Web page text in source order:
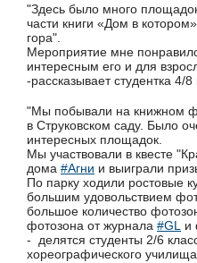
"Здесь было много
части книги «Дом в
гора".
Мероприятие мне
интересным его и для
-рассказывает студентка 4/
"Мы побывали на книжном
в Струковском саду. Было
интересных площадок.
Мы участвовали в квесте
дома #Агни и выиграли
По парку ходили ростовые
большим удовольствием
большое количество
фотозона от журнала #GL и
- делятся студенты 2/6
хореографического